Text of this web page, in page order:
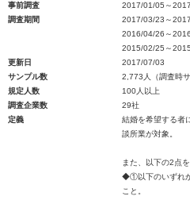
事前調査
2017/01/05～
調査期間
2017/03/23～
2016/04/26～
2015/02/25～
更新日
2017/07/03
サンプル数
2,773人（調査時
規定人数
100人以上
調査企業数
29社
定義
結婚を希望する者
談所業が対象。
また、以下の2点
◆①以下のいずれ
こと。